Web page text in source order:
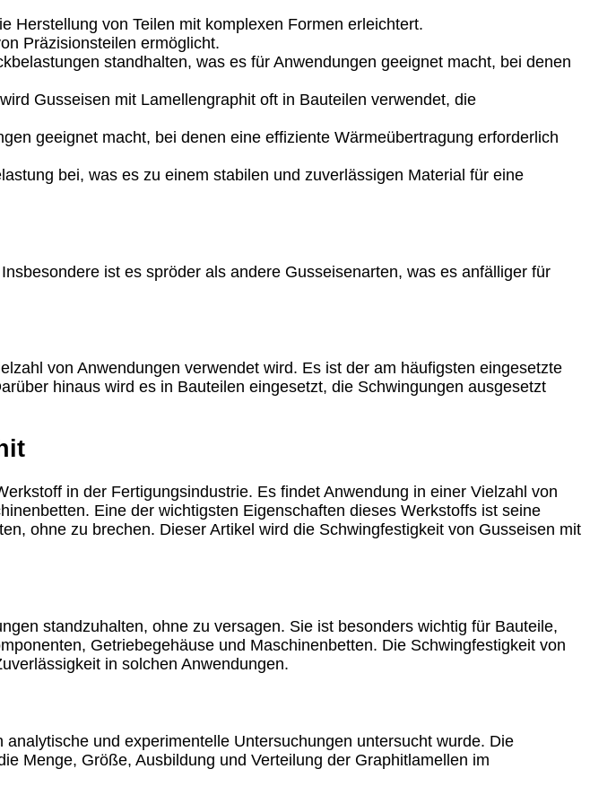
Herstellung von Teilen mit komplexen Formen erleichtert.
Präzisionsteilen ermöglicht.
standhalten, was es für Anwendungen geeignet macht, bei denen
Gusseisen mit Lamellengraphit oft in Bauteilen verwendet, die
geeignet macht, bei denen eine effiziente Wärmeübertragung erforderlich
bei, was es zu einem stabilen und zuverlässigen Material für eine
ist es spröder als andere Gusseisenarten, was es anfälliger für
von Anwendungen verwendet wird. Es ist der am häufigsten eingesetzte
hinaus wird es in Bauteilen eingesetzt, die Schwingungen ausgesetzt
in der Fertigungsindustrie. Es findet Anwendung in einer Vielzahl von
Eine der wichtigsten Eigenschaften dieses Werkstoffs ist seine
ohne zu brechen. Dieser Artikel wird die Schwingfestigkeit von Gusseisen mit
standzuhalten, ohne zu versagen. Sie ist besonders wichtig für Bauteile,
Getriebegehäuse und Maschinenbetten. Die Schwingfestigkeit von
in solchen Anwendungen.
und experimentelle Untersuchungen untersucht wurde. Die
Menge, Größe, Ausbildung und Verteilung der Graphitlamellen im